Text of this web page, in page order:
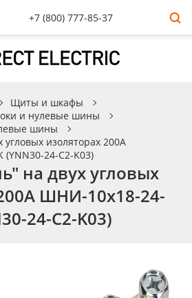
+7 (800) 777-85-37
Щиты и шкафы
и нулевые шины
шины
изоляторах 200А
24-C2-K03)
на двух угловых
ШНИ-10х18-24-
24-C2-K03)